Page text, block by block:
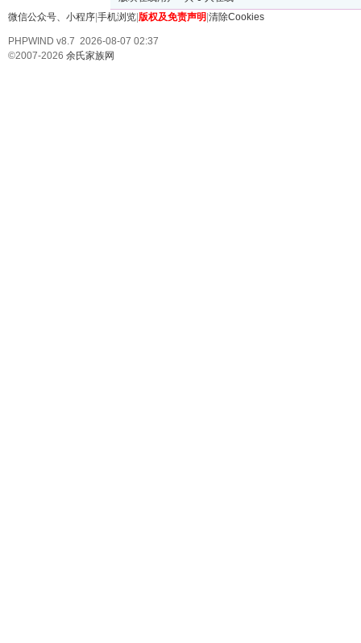
微信公众号、小程序|手机浏览|版权及免责声明 |清除Cookies
PHPWIND v8.7 2026-08-07 02:37
©2007-2026 余氏家族网